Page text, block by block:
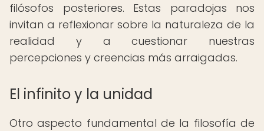
filósofos posteriores. Estas paradojas nos
invitan a reflexionar sobre la naturaleza de la
realidad y a cuestionar nuestras
percepciones y creencias más arraigadas.
El infinito y la unidad
Otro aspecto fundamental de la filosofía de